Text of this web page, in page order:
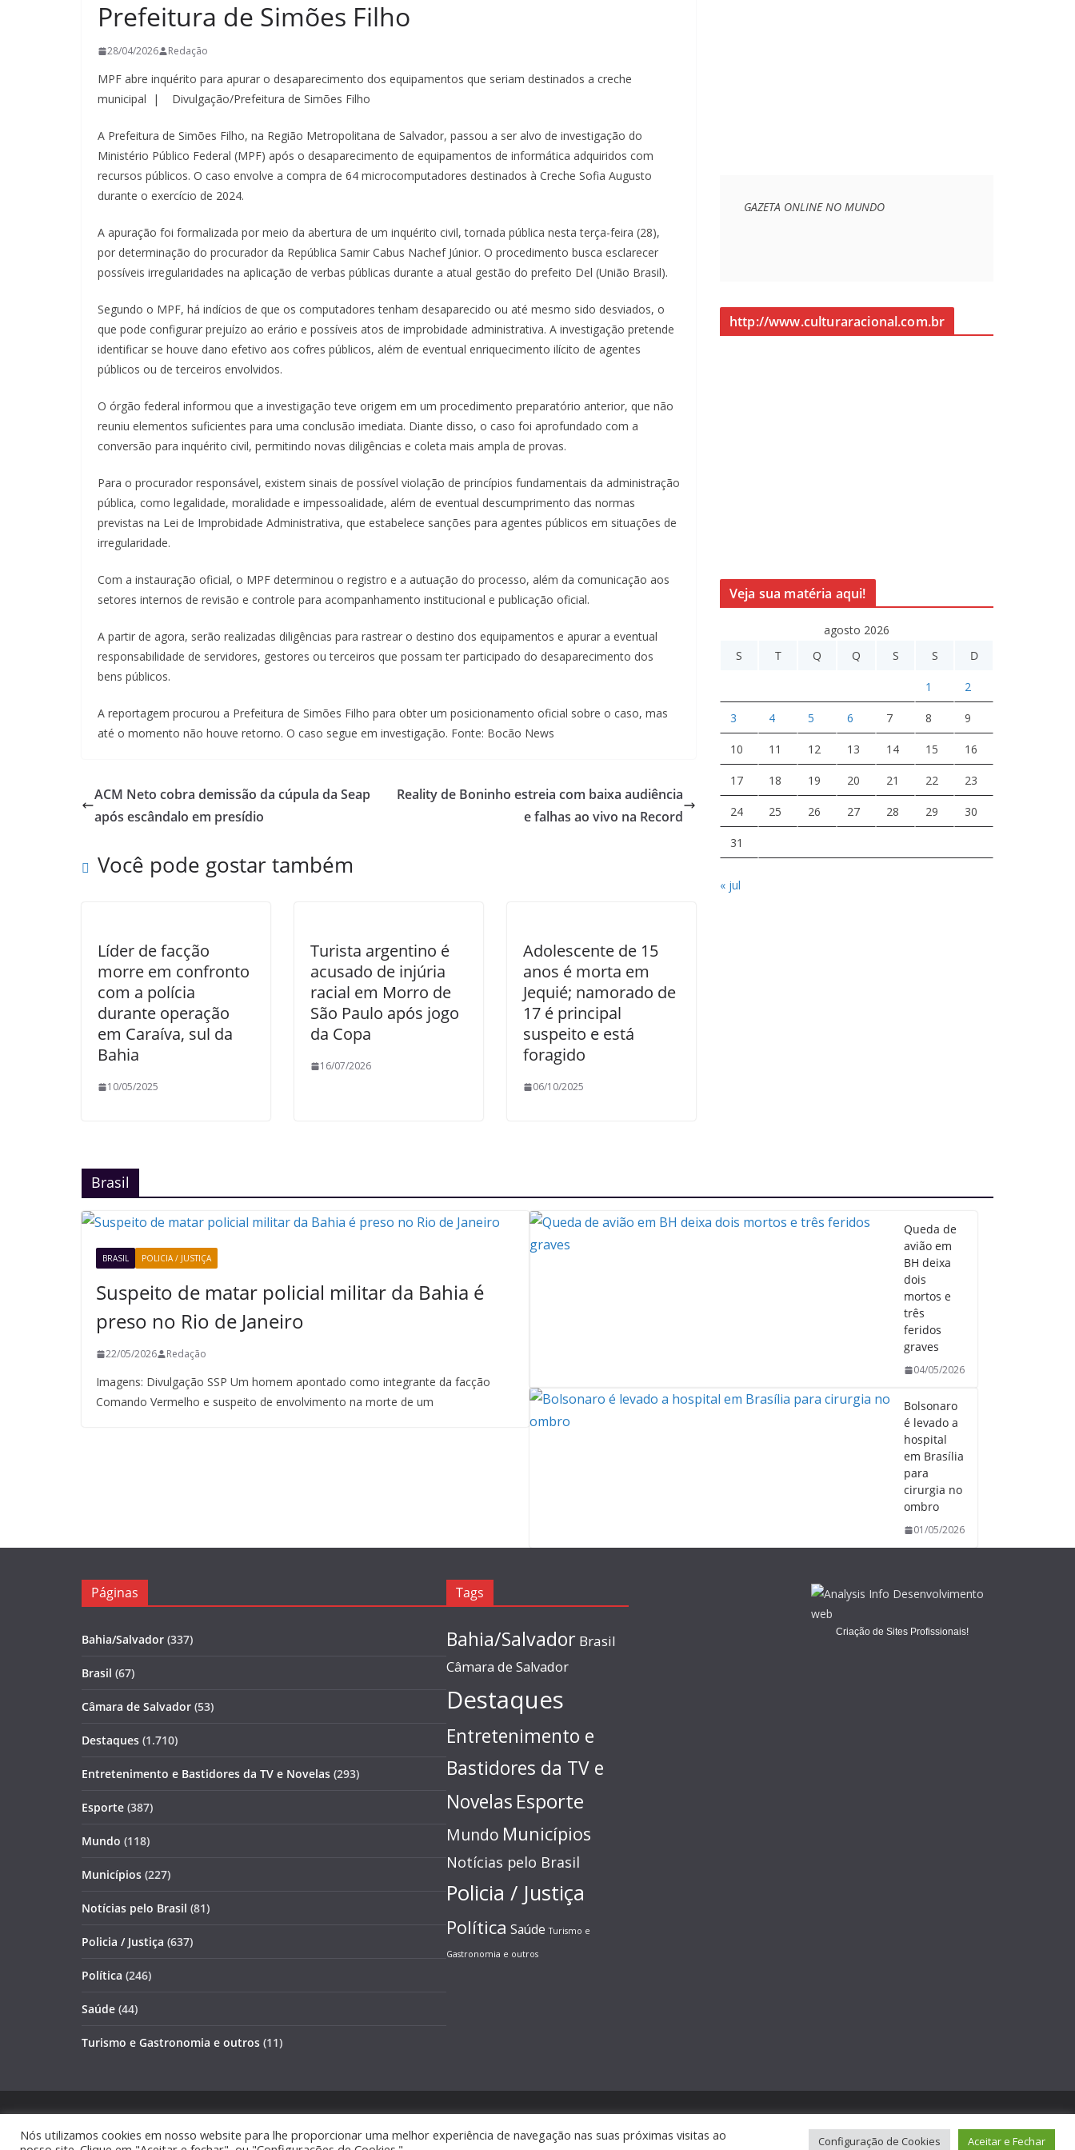
Prefeitura de Simões Filho
28/04/2026 Redação
MPF abre inquérito para apurar o desaparecimento dos equipamentos que seriam destinados a creche
municipal | Divulgação/Prefeitura de Simões Filho
A Prefeitura de Simões Filho, na Região Metropolitana de Salvador, passou a ser alvo de investigação do
Ministério Público Federal (MPF) após o desaparecimento de equipamentos de informática adquiridos com
recursos públicos. O caso envolve a compra de 64 microcomputadores destinados à Creche Sofia Augusto
durante o exercício de 2024.
A apuração foi formalizada por meio da abertura de um inquérito civil, tornada pública nesta terça-feira (28),
por determinação do procurador da República Samir Cabus Nachef Júnior. O procedimento busca esclarecer
possíveis irregularidades na aplicação de verbas públicas durante a atual gestão do prefeito Del (União Brasil).
Segundo o MPF, há indícios de que os computadores tenham desaparecido ou até mesmo sido desviados, o
que pode configurar prejuízo ao erário e possíveis atos de improbidade administrativa. A investigação pretende
identificar se houve dano efetivo aos cofres públicos, além de eventual enriquecimento ilícito de agentes
públicos ou de terceiros envolvidos.
O órgão federal informou que a investigação teve origem em um procedimento preparatório anterior, que não
reuniu elementos suficientes para uma conclusão imediata. Diante disso, o caso foi aprofundado com a
conversão para inquérito civil, permitindo novas diligências e coleta mais ampla de provas.
Para o procurador responsável, existem sinais de possível violação de princípios fundamentais da administração
pública, como legalidade, moralidade e impessoalidade, além de eventual descumprimento das normas
previstas na Lei de Improbidade Administrativa, que estabelece sanções para agentes públicos em situações de
irregularidade.
Com a instauração oficial, o MPF determinou o registro e a autuação do processo, além da comunicação aos
setores internos de revisão e controle para acompanhamento institucional e publicação oficial.
A partir de agora, serão realizadas diligências para rastrear o destino dos equipamentos e apurar a eventual
responsabilidade de servidores, gestores ou terceiros que possam ter participado do desaparecimento dos
bens públicos.
A reportagem procurou a Prefeitura de Simões Filho para obter um posicionamento oficial sobre o caso, mas
até o momento não houve retorno. O caso segue em investigação. Fonte: Bocão News
ACM Neto cobra demissão da cúpula da Seap
após escândalo em presídio
Reality de Boninho estreia com baixa audiência
e falhas ao vivo na Record
Você pode gostar também
Líder de facção
morre em confronto
com a polícia
durante operação
em Caraíva, sul da
Bahia
10/05/2025
Turista argentino é
acusado de injúria
racial em Morro de
São Paulo após jogo
da Copa
16/07/2026
Adolescente de 15
anos é morta em
Jequié; namorado de
17 é principal
suspeito e está
foragido
06/10/2025
GAZETA ONLINE NO MUNDO
http://www.culturaracional.com.br
Veja sua matéria aqui!
agosto 2026
S
T Q Q S S D
1 2
3 4 5 6 7 8 9
10 11 12 13 14 15 16
17 18 19 20 21 22 23
24 25 26 27 28 29 30
31
« jul
Brasil
BRASIL POLICIA / JUSTIÇA
Suspeito de matar policial militar da Bahia é
preso no Rio de Janeiro
22/05/2026 Redação
Imagens: Divulgação SSP Um homem apontado como integrante da facção
Comando Vermelho e suspeito de envolvimento na morte de um
Queda de
avião em
BH deixa
dois
mortos e
três
feridos
graves
04/05/2026
Bolsonaro
é levado a
hospital
em Brasília
para
cirurgia no
ombro
01/05/2026
Páginas
Bahia/Salvador (337)
Brasil (67)
Câmara de Salvador (53)
Destaques (1.710)
Entretenimento e Bastidores da TV e Novelas (293)
Esporte (387)
Mundo (118)
Municípios (227)
Notícias pelo Brasil (81)
Policia / Justiça (637)
Política (246)
Saúde (44)
Turismo e Gastronomia e outros (11)
Tags
Bahia/Salvador Brasil
Câmara de Salvador
Destaques
Entretenimento e
Bastidores da TV e
Novelas Esporte
Mundo Municípios
Notícias pelo Brasil
Policia / Justiça
Política Saúde Turismo e
Gastronomia e outros
Criação de Sites Profissionais!
Tema:ColorMagpor ThemeGrill. Powered byWordPress.
Nós utilizamos cookies em nosso website para lhe proporcionar uma melhor experiência de navegação nas suas próximas visitas ao
Configuração de Cookies Aceitar e Fechar